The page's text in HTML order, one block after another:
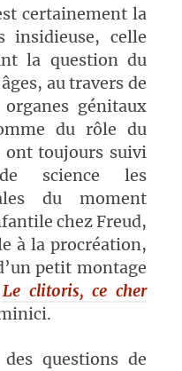
certainement la
insidieuse, celle
la question du
au travers de
génitaux
du rôle du
ont toujours suivi
science les
du moment
chez Freud,
à la procréation,
petit montage
Le clitoris, ce cher
questions de